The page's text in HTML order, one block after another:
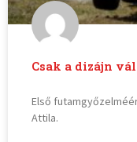
Csak a dizájn
Első
Attila.